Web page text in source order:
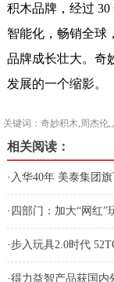
积木品牌，经过 30
智能化，畅销全球
品牌成长壮大。奇
发展的一个缩影。
关键词：奇妙积木,周杰伦,
相关阅读：
· 入华40年 美泰集团
· 四部门：加大“网红
·步入玩具2.0时代
·得力益智产品获国内